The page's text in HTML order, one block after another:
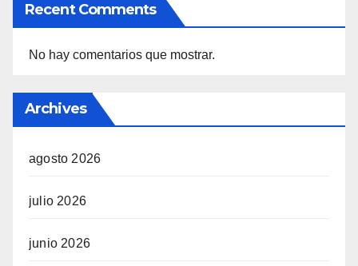
Recent Comments
No hay comentarios que mostrar.
Archives
agosto 2026
julio 2026
junio 2026